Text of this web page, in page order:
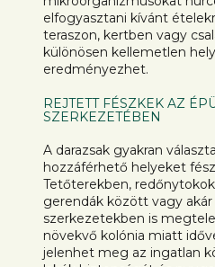
elfogyasztani kívánt
teraszon, kertben vagy
különösen kellemetlen
eredményezhet.
REJTETT FÉSZKEK AZ
SZERKEZETÉBEN
A darazsak gyakran
hozzáférhető helyeket
Tetőterekben,
gerendák között vagy
szerkezetekben is
növekvő kolónia miatt
jelenhet meg az ingatlan